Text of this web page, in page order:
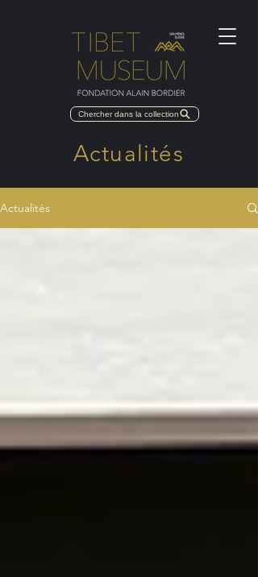
Chercher dans la collection
Actualités
Actualités